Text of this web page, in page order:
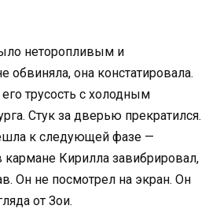
неторопливым и
она констатировала.
трусость с холодным
Стук за дверью прекратился.
к следующей фазе —
Кирилла завибрировал,
Он не посмотрел на экран. Он
от Зои.